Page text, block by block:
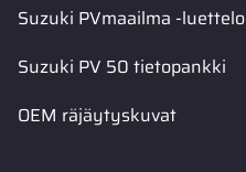
Suzuki PVmaailma -luettelo
Suzuki PV 50 tietopankki
OEM räjäytyskuvat